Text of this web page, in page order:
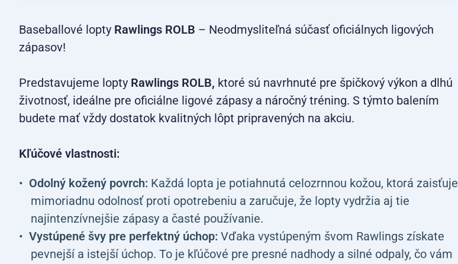
Baseballové lopty Rawlings ROLB – Neodmysliteľná súčasť oficiálnych ligových
zápasov!
Predstavujeme lopty Rawlings ROLB, ktoré sú navrhnuté pre špičkový výkon a dlhú
životnosť, ideálne pre oficiálne ligové zápasy a náročný tréning. S týmto balením
budete mať vždy dostatok kvalitných lôpt pripravených na akciu.
Kľúčové vlastnosti:
Odolný kožený povrch: Každá lopta je potiahnutá celozrnnou kožou, ktorá zaisťuje
mimoriadnu odolnosť proti opotrebeniu a zaručuje, že lopty vydržia aj tie
najintenzívnejšie zápasy a časté používanie.
Vystúpené švy pre perfektný úchop: Vďaka vystúpeným švom Rawlings získate
pevnejší a istejší úchop. To je kľúčové pre presné nadhody a silné odpaly, čo vám